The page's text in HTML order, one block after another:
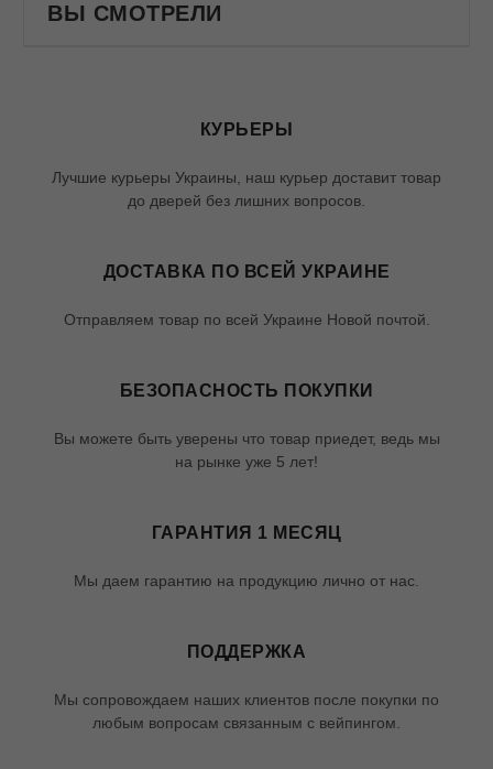
ВЫ СМОТРЕЛИ
КУРЬЕРЫ
Лучшие курьеры Украины, наш курьер доставит товар
до дверей без лишних вопросов.
ДОСТАВКА ПО ВСЕЙ УКРАИНЕ
Отправляем товар по всей Украине Новой почтой.
БЕЗОПАСНОСТЬ ПОКУПКИ
Вы можете быть уверены что товар приедет, ведь мы
на рынке уже 5 лет!
ГАРАНТИЯ 1 МЕСЯЦ
Мы даем гарантию на продукцию лично от нас.
ПОДДЕРЖКА
Мы сопровождаем наших клиентов после покупки по
любым вопросам связанным с вейпингом.